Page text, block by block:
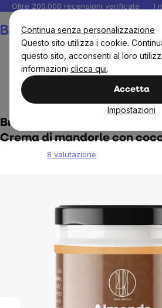
Continua senza personalizzazione
Questo sito utilizza i cookie.
questo sito, acconsenti al loro
informazioni clicca qui.
Accetta
Impostazioni
Salta
contenuto
Oltre 200.000 recensioni verificate I
Brainmax Pure
mandorle
BrainMax Pure® Almonda,
Crema di mandorle con
8 valutazione